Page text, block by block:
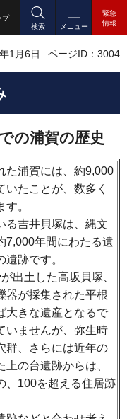
プ
検索
メニュー
緊急
情報
1月6日 ページID：3004
の浦賀の歴史
た浦賀には、約9,000
たことが、数多く
。
る吉井貝塚は、縄文
7,000年間にわたる遺
跡です。
出土した高坂貝塚、
器が採集された平根
大きな遺産となるで
いませんが、弥生時
群、さらには近年の
の台遺跡からは、
、100を超える住居跡